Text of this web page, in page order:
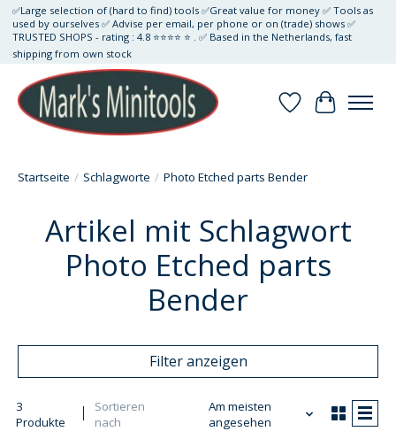
✅Large selection of (hard to find) tools ✅Great value for money ✅ Tools as
used by ourselves ✅ Advise per email, per phone or on (trade) shows ✅
TRUSTED SHOPS - rating : 4.8 ⭐⭐⭐⭐ ⭐ . ✅ Based in the Netherlands, fast
shipping from own stock
Wunschzettel
Ihr
Startseite / Schlagworte / Photo Etched parts Bender
Artikel mit Schlagwort
Photo Etched parts
Bender
Filter anzeigen
3
Produkte
Sortieren
nach
Am meisten
angesehen